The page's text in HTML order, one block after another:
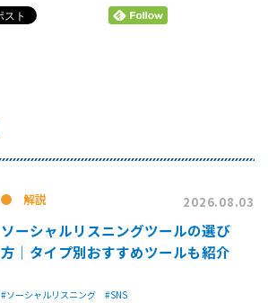
解説 2026.08.03
ソーシャルリスニングツールの選び
方│タイプ別おすすめツールも紹介
#ソーシャルリスニング #SNS